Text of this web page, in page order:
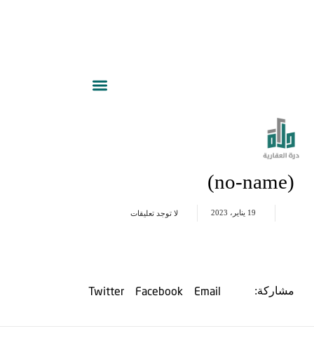
(no-name)
19 يناير، 2023 لا توجد تعليقات
مشاركة: Email
Facebook
Twitter